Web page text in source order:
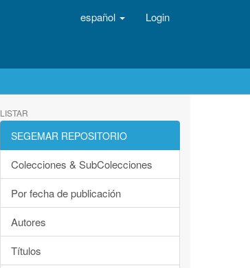
español Login
LISTAR
SEGEMAR REPOSITORIO
Colecciones & SubColecciones
Por fecha de publicación
Autores
Títulos